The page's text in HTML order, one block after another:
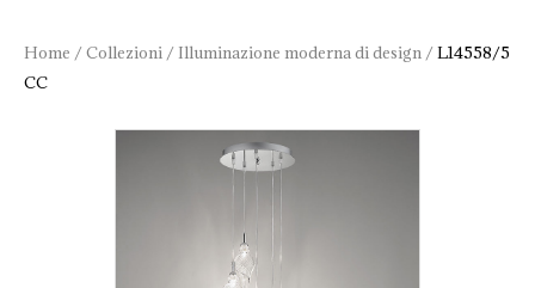
Home /Collezioni /Illuminazione moderna di design /L14558/5
CC